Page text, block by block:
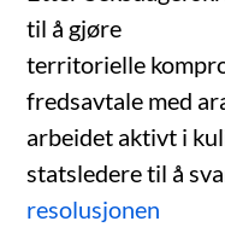
til å gjøre
territorielle
fredsavtale med
arbeidet aktivt i
statsledere til å
resolusjonen